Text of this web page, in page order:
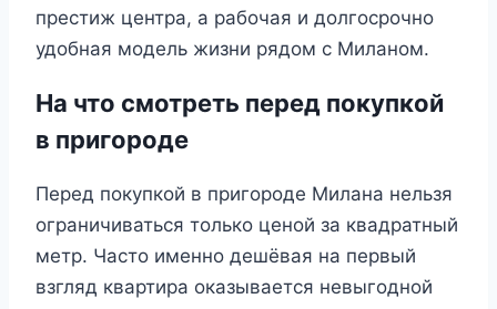
престиж центра, а рабочая и долгосрочно
удобная модель жизни рядом с Миланом.
На что смотреть перед покупкой
в пригороде
Перед покупкой в пригороде Милана нельзя
ограничиваться только ценой за квадратный
метр. Часто именно дешёвая на первый
взгляд квартира оказывается невыгодной